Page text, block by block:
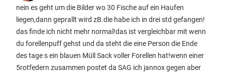
nein es geht um die Bilder wo 30 Fische auf ein Haufen
liegen,dann geprallt wird zB.die habe ich in drei std gefangen!
das finde ich nicht mehr normal!das ist vergleichbar mit wenn
du forellenpuff gehst und da steht die eine Person die Ende
des tage s ein blauen Müll Sack voller Forellen hat!wenn einer
5rotfedern zusammen postet da SAG ich jannox gegen aber